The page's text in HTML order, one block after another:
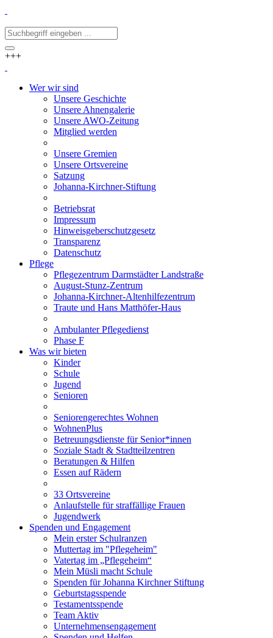
+++
Wer wir sind
Unsere Geschichte
Unsere Ahnengalerie
Unsere AWO-Zeitung
Mitglied werden
Unsere Gremien
Unsere Ortsvereine
Satzung
Johanna-Kirchner-Stiftung
Betriebsrat
Impressum
Hinweisgeberschutzgesetz
Transparenz
Datenschutz
Pflege
Pflegezentrum Darmstädter Landstraße
August-Stunz-Zentrum
Johanna-Kirchner-Altenhilfezentrum
Traute und Hans Matthöfer-Haus
Ambulanter Pflegedienst
Phase F
Was wir bieten
Kinder
Schule
Jugend
Senioren
Seniorengerechtes Wohnen
WohnenPlus
Betreuungsdienste für Senior*innen
Soziale Stadt & Stadtteilzentren
Beratungen & Hilfen
Essen auf Rädern
33 Ortsvereine
Anlaufstelle für straffällige Frauen
Jugendwerk
Spenden und Engagement
Mein erster Schulranzen
Muttertag im "Pflegeheim"
Vatertag im „Pflegeheim“
Mein Müsli macht Schule
Spenden für Johanna Kirchner Stiftung
Geburtstagsspende
Testamentsspende
Team Aktiv
Unternehmensengagement